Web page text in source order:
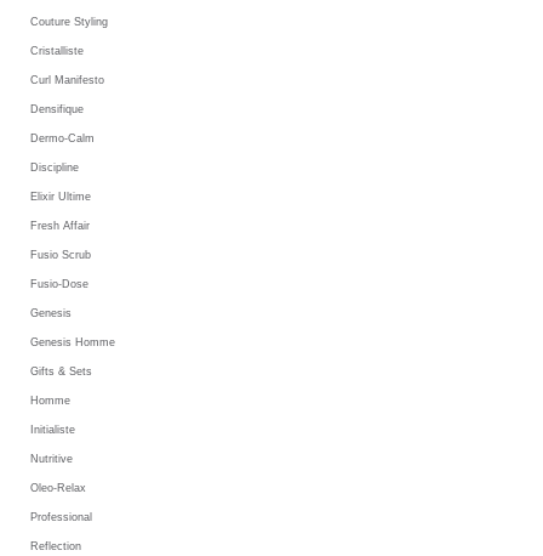
Couture Styling
Cristalliste
Curl Manifesto
Densifique
Dermo-Calm
Discipline
Elixir Ultime
Fresh Affair
Fusio Scrub
Fusio-Dose
Genesis
Genesis Homme
Gifts & Sets
Homme
Initialiste
Nutritive
Oleo-Relax
Professional
Reflection